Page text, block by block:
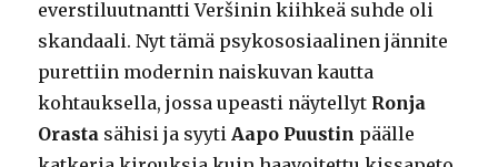
everstiluutnantti Veršinin kiihkeä suhde oli
skandaali. Nyt tämä psykososiaalinen jännite
purettiin modernin naiskuvan kautta
kohtauksella, jossa upeasti näytellyt Ronja
Orasta sähisi ja syyti Aapo Puustin päälle